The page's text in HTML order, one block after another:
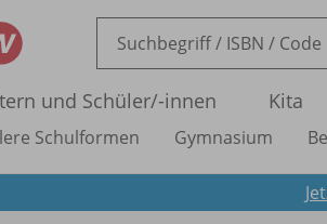
und Schüler/-innen Kita
Schulformen Gymnasium